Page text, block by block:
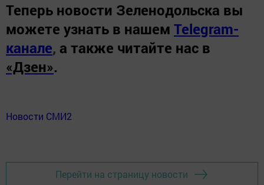
Теперь новости Зеленодольска вы
можете узнать в нашем Telegram-
канале, а также читайте нас в
«Дзен».
Новости СМИ2
Перейти на страницу новости